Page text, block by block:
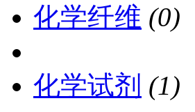
化学纤维 (0)
化学试剂 (1)